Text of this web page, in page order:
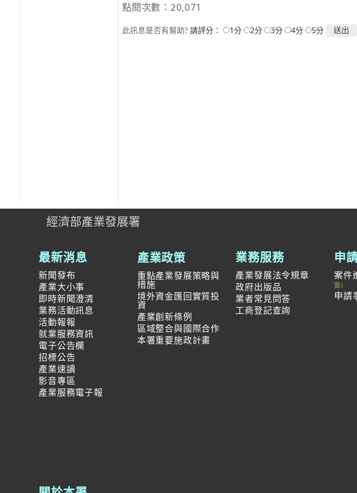
點閱次數：20,071
此訊息是否有幫助?請評分： 1分 2分 3分 4分 5分
::: 經濟部產業發展署
最新消息
新聞發布
產業大小事
即時新聞澄清
業務活動訊息
活動報報
就業服務資訊
電子公告欄
招標公告
產業速讀
影音專區
產業服務電子報
產業政策
重點產業發展策略與
措施
境外資金匯回實質投
資
產業創新條例
區域整合與國際合作
本署重要施政計畫
業務服務
產業發展法令規章
政府出版品
業者常見問答
工商登記查詢
申
案件
申請